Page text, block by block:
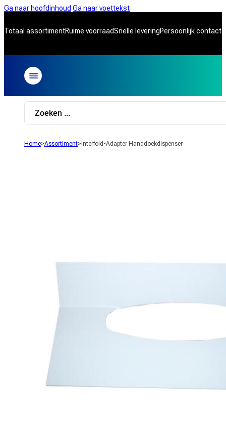
Ga naar hoofdinhoud Ga naar voettekst
Totaal assortimentRuime voorraadSnelle leveringPersoonlijk contact
Search
Home>Assortiment> Interfold-Adapter Handdoekdispenser